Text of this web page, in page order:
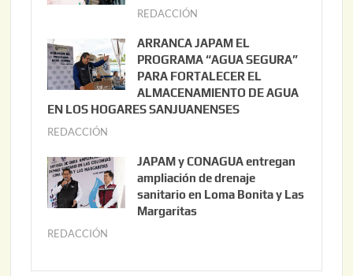
t
3
,
2
0
REDACCIÓN
i
o
2
2
0
ARRANCA JAPAM EL
PROGRAMA “AGUA SEGURA”
PARA FORTALECER EL
ALMACENAMIENTO DE AGUA
EN LOS HOGARES SANJUANENSES
REDACCIÓN
l
i
o
,
JAPAM y CONAGUA entregan
ampliación de drenaje
sanitario en Loma Bonita y Las
Margaritas
REDACCIÓN
l